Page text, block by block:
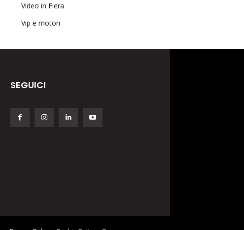
Video in Fiera
Vip e motori
SEGUICI